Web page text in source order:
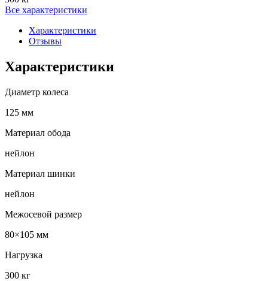
Все характеристики
Характеристики
Отзывы
Характеристики
Диаметр колеса
125 мм
Материал обода
нейлон
Материал шинки
нейлон
Межосевой размер
80×105 мм
Нагрузка
300 кг